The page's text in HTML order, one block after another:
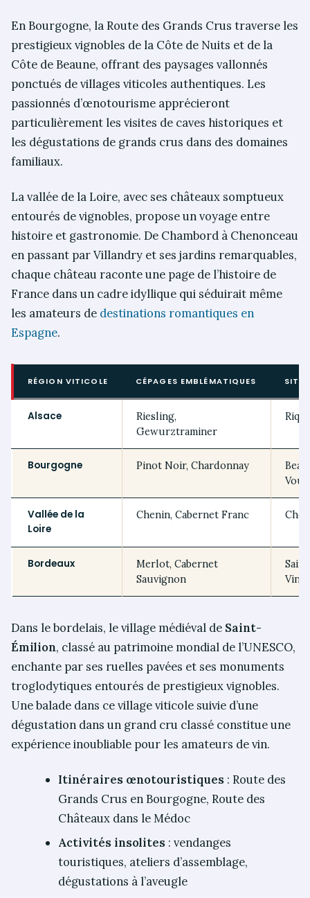
En Bourgogne, la Route des Grands Crus traverse les
prestigieux vignobles de la Côte de Nuits et de la
Côte de Beaune, offrant des paysages vallonnés
ponctués de villages viticoles authentiques. Les
passionnés d’œnotourisme apprécieront
particulièrement les visites de caves historiques et
les dégustations de grands crus dans des domaines
familiaux.
La vallée de la Loire, avec ses châteaux somptueux
entourés de vignobles, propose un voyage entre
histoire et gastronomie. De Chambord à Chenonceau
en passant par Villandry et ses jardins remarquables,
chaque château raconte une page de l’histoire de
France dans un cadre idyllique qui séduirait même
les amateurs de destinations romantiques en
Espagne.
RÉGION VITICOLE CÉPAGES EMBLÉMATIQUES
Alsace
Riesling,
Gewurztraminer
Bourgogne Pinot Noir, Chardonnay
Vallée de la
Loire
Chenin, Cabernet Franc
Bordeaux
Merlot, Cabernet
Sauvignon
Vin
Dans le bordelais, le village médiéval de Saint-
Émilion, classé au patrimoine mondial de l’UNESCO,
enchante par ses ruelles pavées et ses monuments
troglodytiques entourés de prestigieux vignobles.
Une balade dans ce village viticole suivie d’une
dégustation dans un grand cru classé constitue une
expérience inoubliable pour les amateurs de vin.
Itinéraires œnotouristiques : Route des
Grands Crus en Bourgogne, Route des
Châteaux dans le Médoc
Activités insolites : vendanges
touristiques, ateliers d’assemblage,
dégustations à l’aveugle